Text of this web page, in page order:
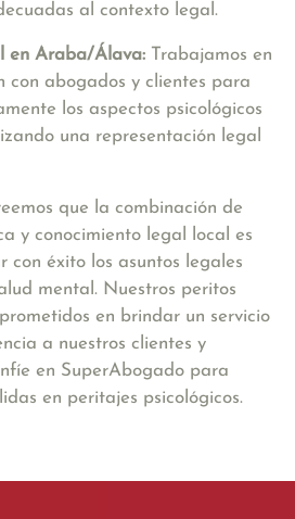
al contexto legal.
en Araba/Álava: Trabajamos en
con abogados y clientes para
los aspectos psicológicos
una representación legal
que la combinación de
y conocimiento legal local es
con éxito los asuntos legales
mental. Nuestros peritos
en brindar un servicio
a nuestros clientes y
en SuperAbogado para
en peritajes psicológicos.